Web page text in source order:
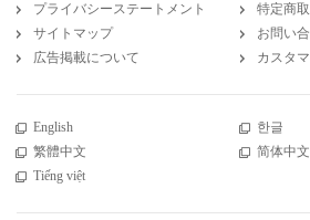
プライバシーステートメント
特定商
サイトマップ
お問い
広告掲載について
カスタ
English
한글
繁體中文
简体中文
Tiếng việt